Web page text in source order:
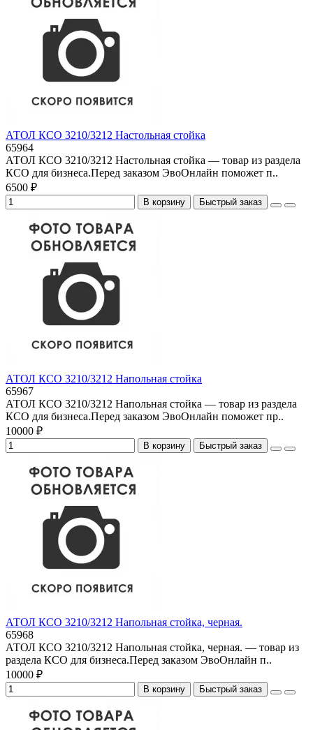
АТОЛ КСО 3210/3212 Настольная стойка
65964
АТОЛ КСО 3210/3212 Настольная стойка — товар из раздела
КСО для бизнеса.Перед заказом ЭвоОнлайн поможет п..
6500 ₽
В корзину Быстрый заказ
АТОЛ КСО 3210/3212 Напольная стойка
65967
АТОЛ КСО 3210/3212 Напольная стойка — товар из раздела
КСО для бизнеса.Перед заказом ЭвоОнлайн поможет пр..
10000 ₽
В корзину Быстрый заказ
АТОЛ КСО 3210/3212 Напольная стойка, черная.
65968
АТОЛ КСО 3210/3212 Напольная стойка, черная. — товар из
раздела КСО для бизнеса.Перед заказом ЭвоОнлайн п..
10000 ₽
В корзину Быстрый заказ